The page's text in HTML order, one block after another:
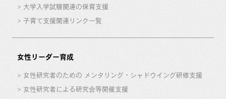
大学入学試験関連の保育支援
子育て支援関連リンク一覧
女性リーダー育成
女性研究者のための メンタリング・シャドウイング研修支援
女性研究者による研究会等開催支援